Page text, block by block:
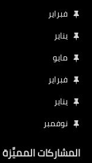
فبراير
يناير
مايو
فبراير
يناير
نوفمبر
المشاركات المميَّزة